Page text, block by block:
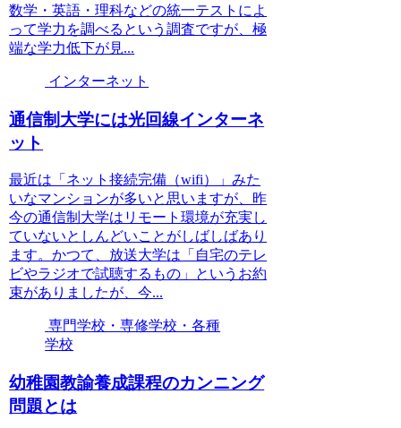
数学・英語・理科などの統一テストによ
って学力を調べるという調査ですが、極
端な学力低下が見...
インターネット
通信制大学には光回線インターネ
ット
最近は「ネット接続完備（wifi）」みた
いなマンションが多いと思いますが、昨
今の通信制大学はリモート環境が充実し
ていないとしんどいことがしばしばあり
ます。かつて、放送大学は「自宅のテレ
ビやラジオで試聴するもの」というお約
束がありましたが、今...
専門学校・専修学校・各種
学校
幼稚園教諭養成課程のカンニング
問題とは